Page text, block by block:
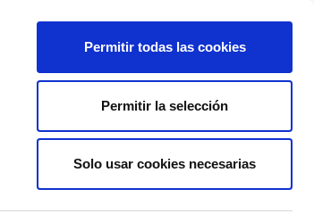
Permitir todas las cookies
Permitir la selección
Solo usar cookies necesarias
916169710 spanish
Botón